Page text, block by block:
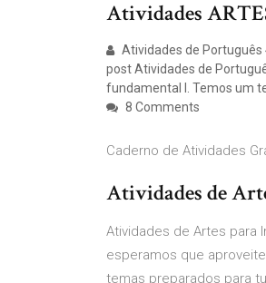
Atividades
Atividades de
post Atividades de
fundamental I. Temos um
8 Comments
Caderno de Atividades
Atividades de
Atividades de Artes para
esperamos que
temas preparados para